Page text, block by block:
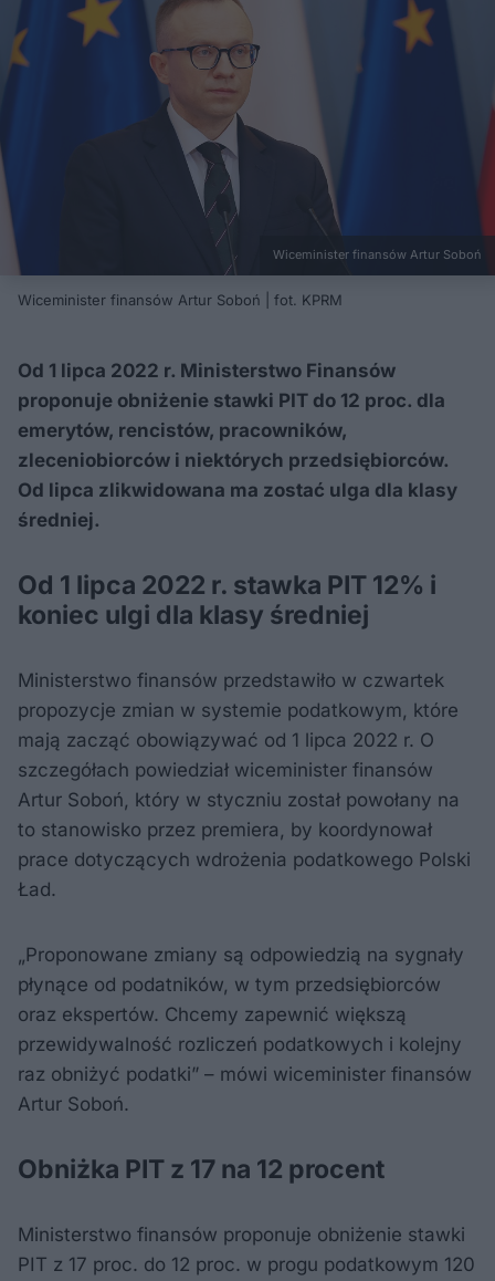
Wiceminister finansów Artur Soboń
Wiceminister finansów Artur Soboń | fot. KPRM
Od 1 lipca 2022 r. Ministerstwo Finansów
proponuje obniżenie stawki PIT do 12 proc. dla
emerytów, rencistów, pracowników,
zleceniobiorców i niektórych przedsiębiorców.
Od lipca zlikwidowana ma zostać ulga dla klasy
średniej.
Od 1 lipca 2022 r. stawka PIT 12% i
koniec ulgi dla klasy średniej
Ministerstwo finansów przedstawiło w czwartek
propozycje zmian w systemie podatkowym, które
mają zacząć obowiązywać od 1 lipca 2022 r. O
szczegółach powiedział wiceminister finansów
Artur Soboń, który w styczniu został powołany na
to stanowisko przez premiera, by koordynował
prace dotyczących wdrożenia podatkowego Polski
Ład.
„Proponowane zmiany są odpowiedzią na sygnały
płynące od podatników, w tym przedsiębiorców
oraz ekspertów. Chcemy zapewnić większą
przewidywalność rozliczeń podatkowych i kolejny
raz obniżyć podatki” – mówi wiceminister finansów
Artur Soboń.
Obniżka PIT z 17 na 12 procent
Ministerstwo finansów proponuje obniżenie stawki
PIT z 17 proc. do 12 proc. w progu podatkowym 120